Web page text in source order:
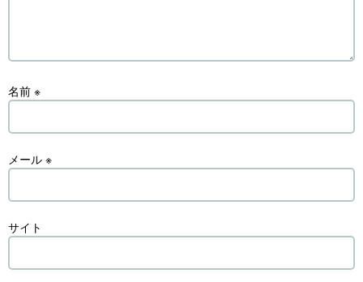
名前 ※
メール ※
サイト